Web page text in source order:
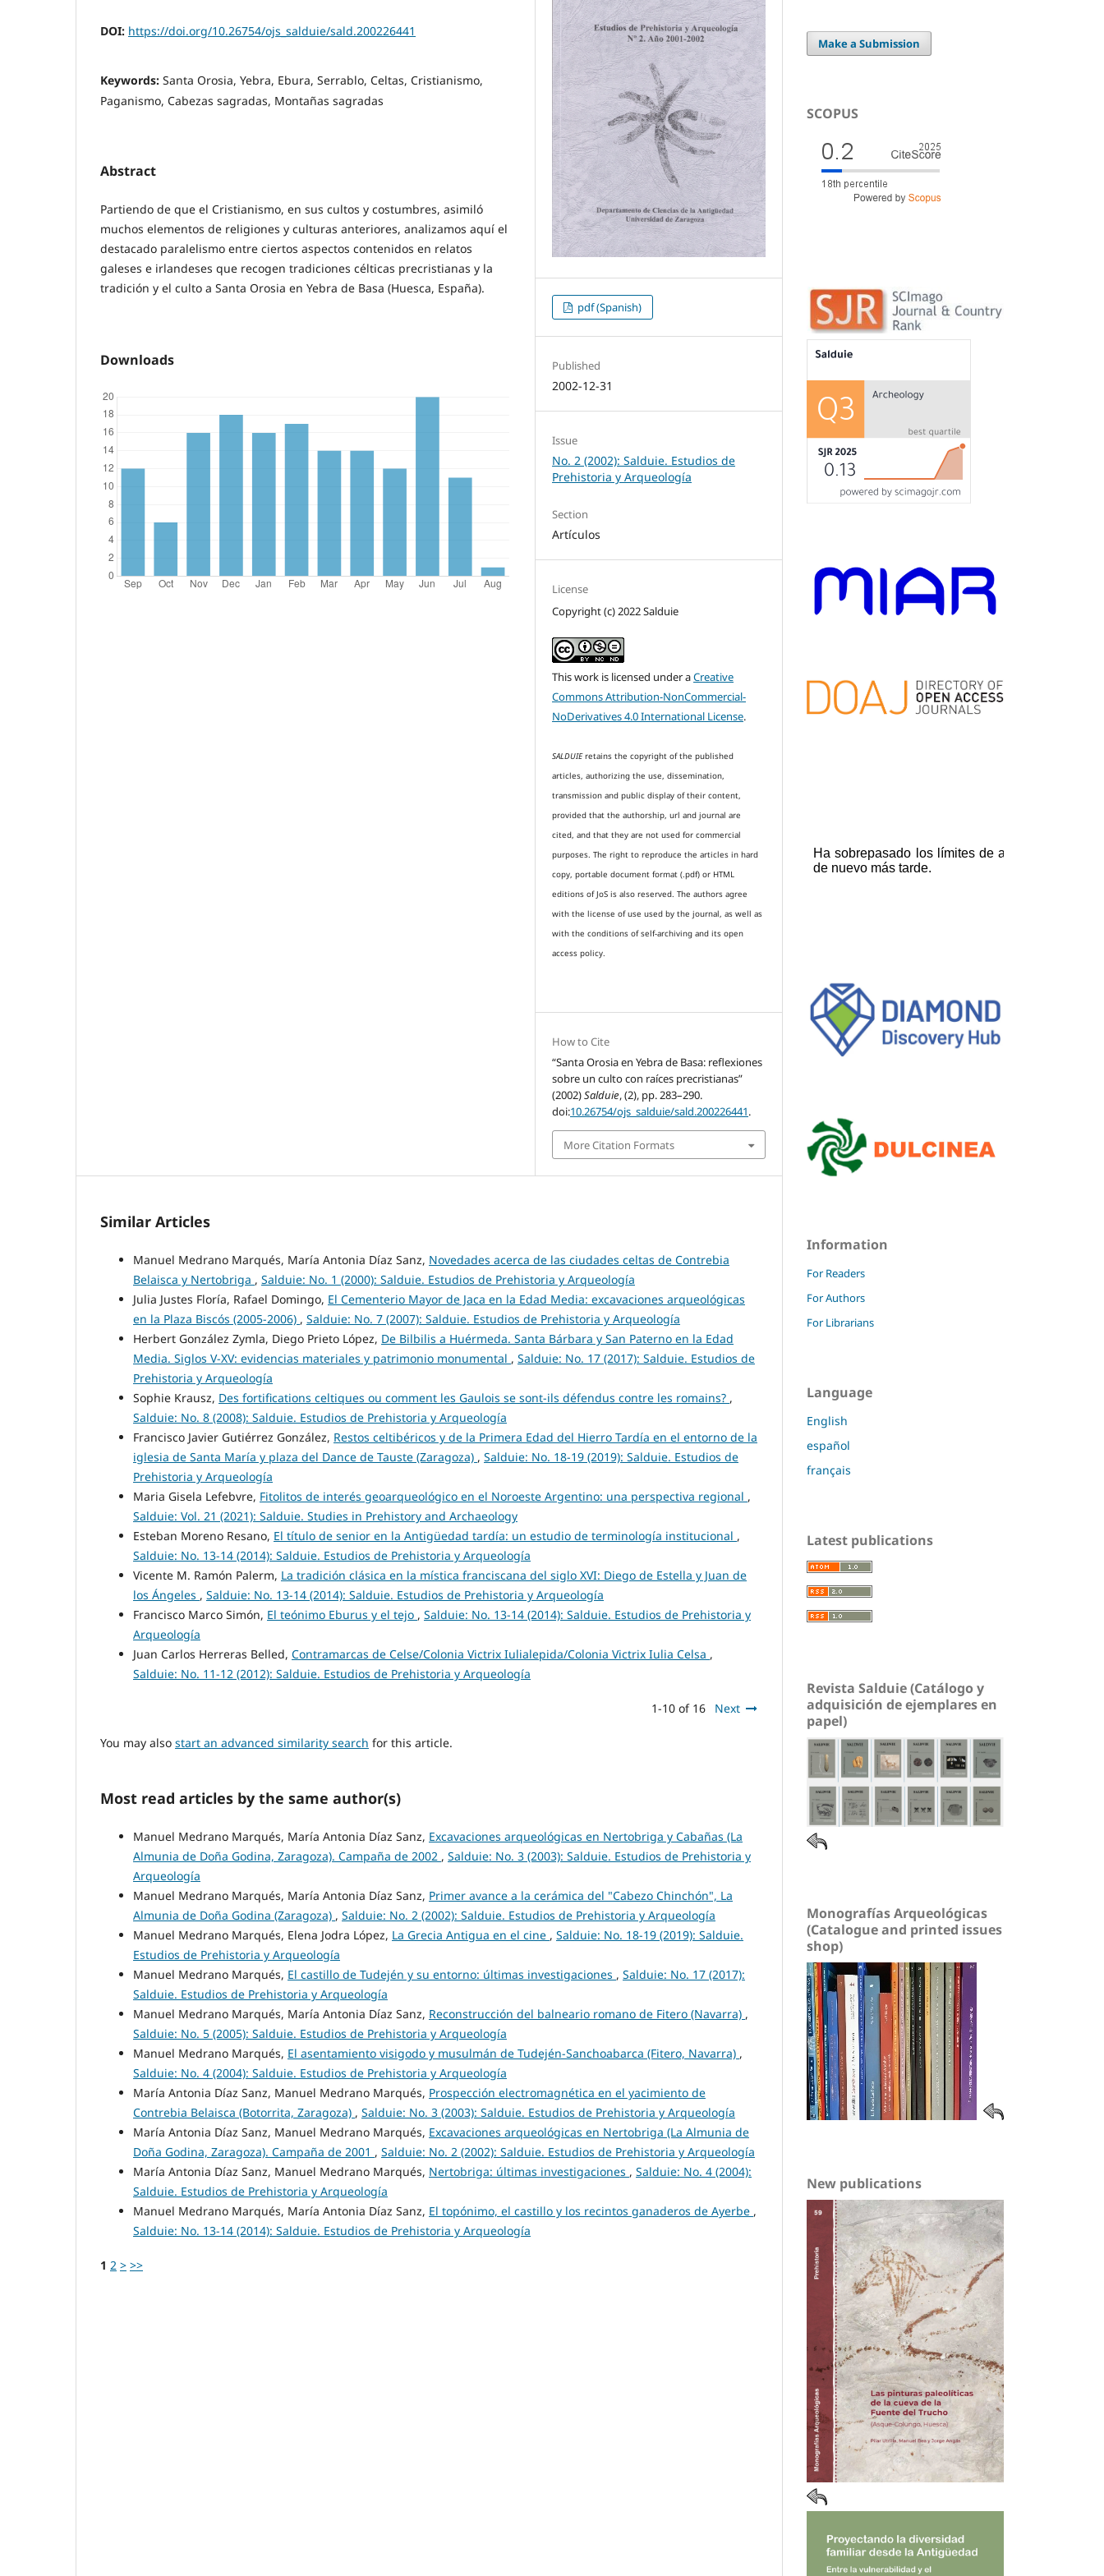
DOI: https://doi.org/10.26754/ojs_salduie/sald.200226441
Keywords: Santa Orosia, Yebra, Ebura, Serrablo, Celtas, Cristianismo,
Paganismo, Cabezas sagradas, Montañas sagradas
Abstract
Partiendo de que el Cristianismo, en sus cultos y costumbres, asimiló
muchos elementos de religiones y culturas anteriores, analizamos aquí el
destacado paralelismo entre ciertos aspectos contenidos en relatos
galeses e irlandeses que recogen tradiciones célticas precristianas y la
tradición y el culto a Santa Orosia en Yebra de Basa (Huesca, España).
Downloads
pdf (Spanish)
Published
2002-12-31
Issue
No. 2 (2002): Salduie. Estudios de
Prehistoria y Arqueología
Section
Artículos
License
Copyright (c) 2022 Salduie
This work is licensed under aCreative
Commons Attribution-NonCommercial-
NoDerivatives 4.0 International License.
SALDUIEretains the copyright of the published
articles, authorizing the use, dissemination,
transmission and public display of their content,
provided that the authorship, url and journal are
cited, and that they are not used for commercial
purposes. The right to reproduce the articles in hard
copy, portable document format (.pdf) or HTML
editions of JoS is also reserved. The authors agree
with the license of use used by the journal, as well as
with the conditions of self-archiving and its open
access policy.
How to Cite
“Santa Orosia en Yebra de Basa: reflexiones
sobre un culto con raíces precristianas”
(2002)Salduie, (2), pp. 283–290.
doi:10.26754/ojs_salduie/sald.200226441.
More Citation Formats
Similar Articles
Manuel Medrano Marqués, María Antonia Díaz Sanz, Novedades acerca de las ciudades celtas de Contrebia
Belaisca y Nertobriga , Salduie: No. 1 (2000): Salduie. Estudios de Prehistoria y Arqueología
Julia Justes Floría, Rafael Domingo, El Cementerio Mayor de Jaca en la Edad Media: excavaciones arqueológicas
en la Plaza Biscós (2005-2006) , Salduie: No. 7 (2007): Salduie. Estudios de Prehistoria y Arqueología
Herbert González Zymla, Diego Prieto López, De Bilbilis a Huérmeda. Santa Bárbara y San Paterno en la Edad
Media. Siglos V-XV: evidencias materiales y patrimonio monumental , Salduie: No. 17 (2017): Salduie. Estudios de
Prehistoria y Arqueología
Sophie Krausz, Des fortifications celtiques ou comment les Gaulois se sont-ils défendus contre les romains? ,
Salduie: No. 8 (2008): Salduie. Estudios de Prehistoria y Arqueología
Francisco Javier Gutiérrez González, Restos celtibéricos y de la Primera Edad del Hierro Tardía en el entorno de la
iglesia de Santa María y plaza del Dance de Tauste (Zaragoza) , Salduie: No. 18-19 (2019): Salduie. Estudios de
Prehistoria y Arqueología
Maria Gisela Lefebvre, Fitolitos de interés geoarqueológico en el Noroeste Argentino: una perspectiva regional ,
Salduie: Vol. 21 (2021): Salduie. Studies in Prehistory and Archaeology
Esteban Moreno Resano, El título de senior en la Antigüedad tardía: un estudio de terminología institucional ,
Salduie: No. 13-14 (2014): Salduie. Estudios de Prehistoria y Arqueología
Vicente M. Ramón Palerm, La tradición clásica en la mística franciscana del siglo XVI: Diego de Estella y Juan de
los Ángeles , Salduie: No. 13-14 (2014): Salduie. Estudios de Prehistoria y Arqueología
Francisco Marco Simón, El teónimo Eburus y el tejo , Salduie: No. 13-14 (2014): Salduie. Estudios de Prehistoria y
Arqueología
Juan Carlos Herreras Belled, Contramarcas de Celse/Colonia Victrix Iulialepida/Colonia Victrix Iulia Celsa ,
Salduie: No. 11-12 (2012): Salduie. Estudios de Prehistoria y Arqueología
1-10 of 16 Next
You may also start an advanced similarity search for this article.
Most read articles by the same author(s)
Manuel Medrano Marqués, María Antonia Díaz Sanz, Excavaciones arqueológicas en Nertobriga y Cabañas (La
Almunia de Doña Godina, Zaragoza). Campaña de 2002 , Salduie: No. 3 (2003): Salduie. Estudios de Prehistoria y
Arqueología
Manuel Medrano Marqués, María Antonia Díaz Sanz, Primer avance a la cerámica del "Cabezo Chinchón", La
Almunia de Doña Godina (Zaragoza) , Salduie: No. 2 (2002): Salduie. Estudios de Prehistoria y Arqueología
Manuel Medrano Marqués, Elena Jodra López, La Grecia Antigua en el cine , Salduie: No. 18-19 (2019): Salduie.
Estudios de Prehistoria y Arqueología
Manuel Medrano Marqués, El castillo de Tudején y su entorno: últimas investigaciones , Salduie: No. 17 (2017):
Salduie. Estudios de Prehistoria y Arqueología
Manuel Medrano Marqués, María Antonia Díaz Sanz, Reconstrucción del balneario romano de Fitero (Navarra) ,
Salduie: No. 5 (2005): Salduie. Estudios de Prehistoria y Arqueología
Manuel Medrano Marqués, El asentamiento visigodo y musulmán de Tudején-Sanchoabarca (Fitero, Navarra) ,
Salduie: No. 4 (2004): Salduie. Estudios de Prehistoria y Arqueología
María Antonia Díaz Sanz, Manuel Medrano Marqués, Prospección electromagnética en el yacimiento de
Contrebia Belaisca (Botorrita, Zaragoza) , Salduie: No. 3 (2003): Salduie. Estudios de Prehistoria y Arqueología
María Antonia Díaz Sanz, Manuel Medrano Marqués, Excavaciones arqueológicas en Nertobriga (La Almunia de
Doña Godina, Zaragoza). Campaña de 2001 , Salduie: No. 2 (2002): Salduie. Estudios de Prehistoria y Arqueología
María Antonia Díaz Sanz, Manuel Medrano Marqués, Nertobriga: últimas investigaciones , Salduie: No. 4 (2004):
Salduie. Estudios de Prehistoria y Arqueología
Manuel Medrano Marqués, María Antonia Díaz Sanz, El topónimo, el castillo y los recintos ganaderos de Ayerbe ,
Salduie: No. 13-14 (2014): Salduie. Estudios de Prehistoria y Arqueología
1 2 > >>
Make a Submission
SCOPUS
Information
For Readers
For Authors
For Librarians
Language
English
español
français
Latest publications
Revista Salduie (Catálogo y
adquisición de ejemplares en
papel)
Monografías Arqueológicas
(Catalogue and printed issues
shop)
New publications